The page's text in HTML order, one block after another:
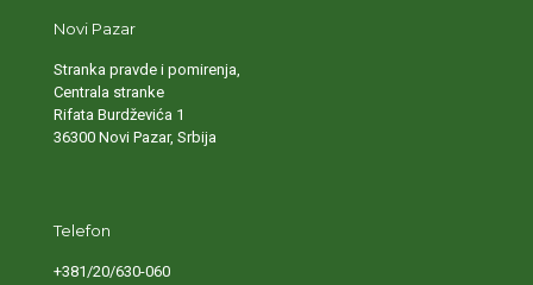
Novi Pazar
Stranka pravde i pomirenja,
Centrala stranke
Rifata Burdževića 1
36300 Novi Pazar, Srbija
Telefon
+381/20/630-060